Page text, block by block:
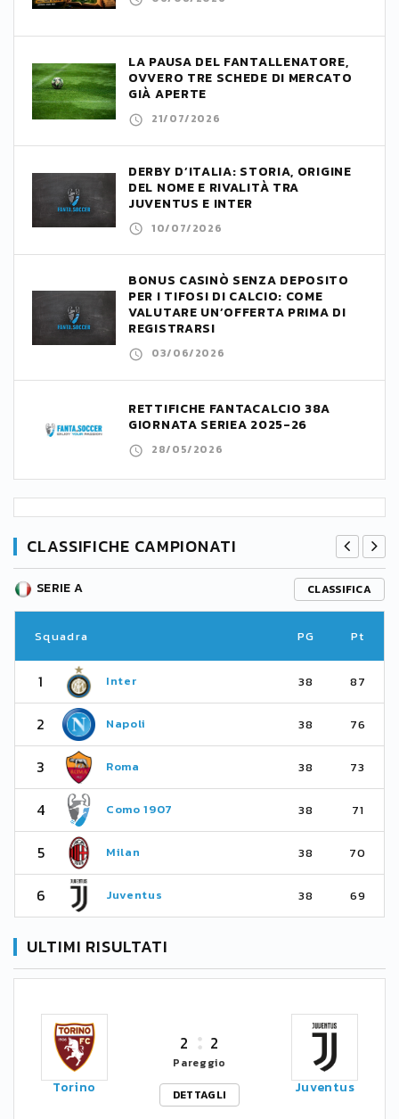
LA PAUSA DEL FANTALLENATORE,
OVVERO TRE SCHEDE DI MERCATO
GIÀ APERTE
21/07/2026
DERBY D’ITALIA: STORIA, ORIGINE
DEL NOME E RIVALITÀ TRA
JUVENTUS E INTER
10/07/2026
BONUS CASINÒ SENZA DEPOSITO
PER I TIFOSI DI CALCIO: COME
VALUTARE UN’OFFERTA PRIMA DI
REGISTRARSI
03/06/2026
RETTIFICHE FANTACALCIO 38A
GIORNATA SERIEA 2025-26
28/05/2026
CLASSIFICHE CAMPIONATI
SERIE A CLASSIFICA
Squadra PG Pt
1 Inter 38 87
2 Napoli 38 76
3 Roma 38 73
4 Como 1907 38 71
5 Milan 38 70
6 Juventus 38 69
ULTIMI RISULTATI
Torino
2 2
Pareggio
DETTAGLI
Juventus